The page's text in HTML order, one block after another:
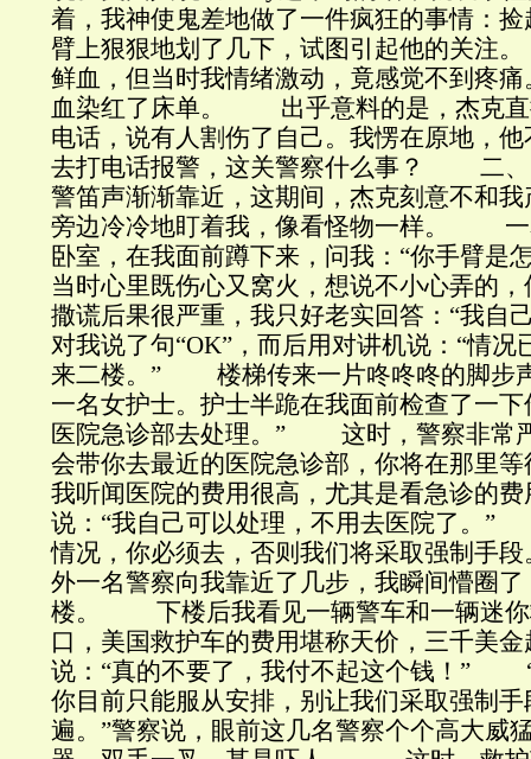
着，我神使鬼差地做了一件疯狂的事情：
臂上狠狠地划了几下，试图引起他的关
鲜血，但当时我情绪激动，竟感觉不到疼
血染红了床单。 出乎意料的是，杰克直
电话，说有人割伤了自己。我愣在原地，
去打电话报警，这关警察什么事？
警笛声渐渐靠近，这期间，杰克刻意不和
旁边冷冷地盯着我，像看怪物一样。 一
卧室，在我面前蹲下来，问我：“你手臂
当时心里既伤心又窝火，想说不小心弄的
撒谎后果很严重，我只好老实回答：“我
对我说了句“OK”，而后用对讲机说：“情况
来二楼。” 楼梯传来一片咚咚咚的脚步
一名女护士。护士半跪在我面前检查了一
医院急诊部去处理。” 这时，警察非常
会带你去最近的医院急诊部，你将在那
我听闻医院的费用很高，尤其是看急诊的
说：“我自己可以处理，不用去医院了。
情况，你必须去，否则我们将采取强制手
外一名警察向我靠近了几步，我瞬间懵圈
楼。 下楼后我看见一辆警车和一辆迷你
口，美国救护车的费用堪称天价，三千美
说：“真的不要了，我付不起这个钱！”
你目前只能服从安排，别让我们采取强制
遍。”警察说，眼前这几名警察个个高大威